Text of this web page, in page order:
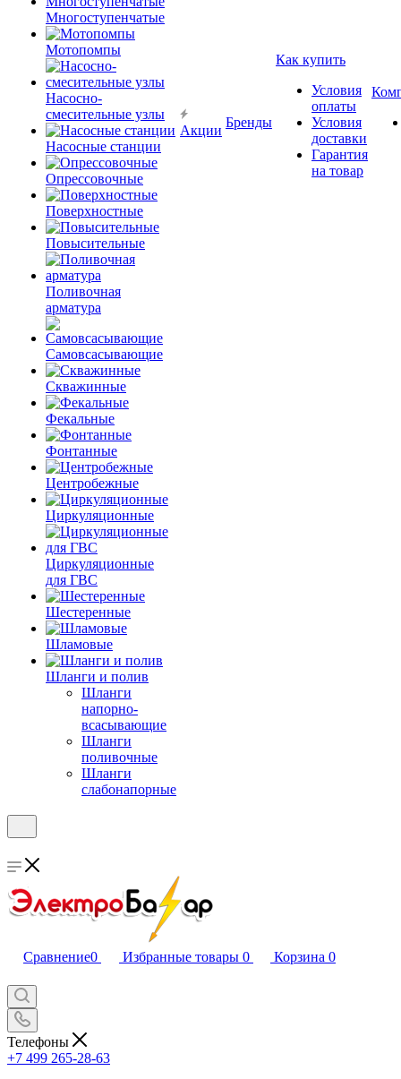
Многоступенчатые
Мотопомпы
Насосно-
смесительные узлы
Насосные станции
Опрессовочные
Поверхностные
Повысительные
Поливочная
арматура
Самовсасывающие
Скважинные
Фекальные
Фонтанные
Центробежные
Циркуляционные
Циркуляционные
для ГВС
Шестеренные
Шламовые
Шланги и полив
Шланги
напорно-
всасывающие
Шланги
поливочные
Шланги
слабонапорные
Акции
Бренды
Как купить
Условия
оплаты
Условия
доставки
Гарантия
на товар
Сравнение0 Избранные товары 0 Корзина 0
Телефоны
+7 499 265-28-63